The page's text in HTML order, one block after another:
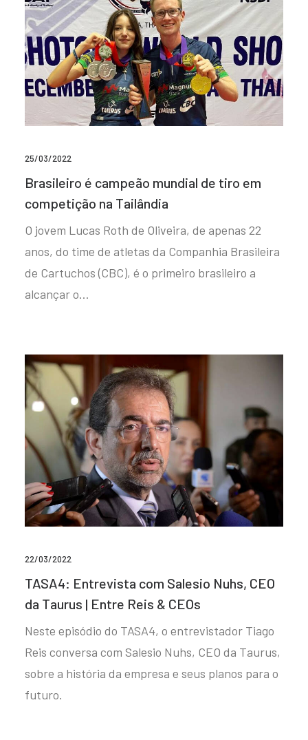
25/03/2022
Brasileiro é campeão mundial de tiro em
competição na Tailândia
O jovem Lucas Roth de Oliveira, de apenas 22
anos, do time de atletas da Companhia Brasileira
de Cartuchos (CBC), é o primeiro brasileiro a
alcançar o…
22/03/2022
TASA4: Entrevista com Salesio Nuhs, CEO
da Taurus | Entre Reis & CEOs
Neste episódio do TASA4, o entrevistador Tiago
Reis conversa com Salesio Nuhs, CEO da Taurus,
sobre a história da empresa e seus planos para o
futuro.